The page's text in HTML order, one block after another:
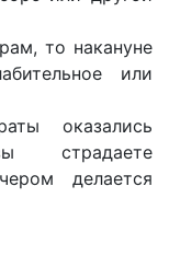
то накануне
или
оказались
страдаете
делается